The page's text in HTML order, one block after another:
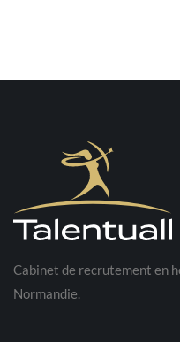
Cabinet de recrutement en
Normandie.